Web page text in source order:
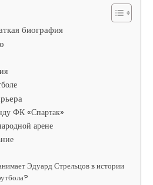
биография
ФК «Спартак»
арене
Эдуард Стрельцов в истории